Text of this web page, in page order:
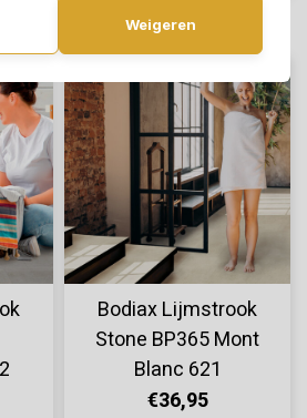
Weigeren
Bodiax Lijmstrook
Stone BP365 Mont
Blanc 621
€36,95